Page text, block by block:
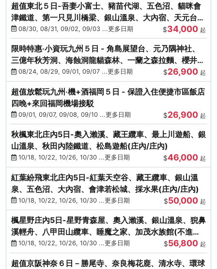
超值東北５日-吾妻小富士、豬苗代湖、五色沼、貓咪會
津鐵道、第一只見川橋梁、銀山溫泉、大內宿、天元台高
原纜車
08/30, 08/31, 09/02, 09/03 ...更多日期 $34,000 起
限時特惠‧小資玩九州５日 - 角島展望台、元乃隅神社、
三億年秋芳洞、海蝕洞龍貓森林、一蘭之森拉麵、櫻井二
見浦08/24, 08/29, 09/01, 09/07 ...更多日期 $26,900 起
超值放鬆玩九州‧機+酒福岡５日 - 保證入住便捷市區飯店
四晚+來回福岡機場接駁
09/01, 09/07, 09/08, 09/10 ...更多日期 $26,900 起
秋楓東北庄內5日-奧入瀨溪、藏王纜車、最上川遊船、銀
山溫泉、秋田內陸鐵道、松島遊船(庄內/庄內)
10/18, 10/22, 10/26, 10/30 ...更多日期 $46,000 起
紅葉紛飛東北庄內5日-紅葉天空谷、藏王纜車、銀山溫
泉、五色沼、大內宿、會津若松城、採水果(庄內/庄內)
10/18, 10/22, 10/26, 10/30 ...更多日期 $50,000 起
楓星野庄內5日-星野青森屋、奧入瀨溪、銀山溫泉、猊鼻
溪輕舟、八甲田山纜車、睡魔之家、加茂水族館(不進店)
(庄內/庄內)
10/18, 10/22, 10/26, 10/30 ...更多日期 $56,800 起
超值京阪神奈６日－勝尾寺、奈良梅花鹿、清水寺、環球